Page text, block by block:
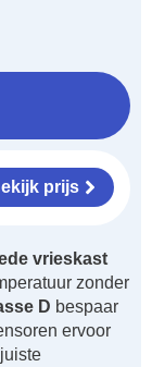
prijs
vrieskast
zonder
D bespaar
ervoor